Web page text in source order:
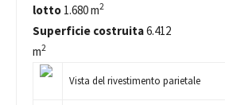
lotto 1.680 m2
Superficie costruita6.412
m2
Vista del rivestimento parietale